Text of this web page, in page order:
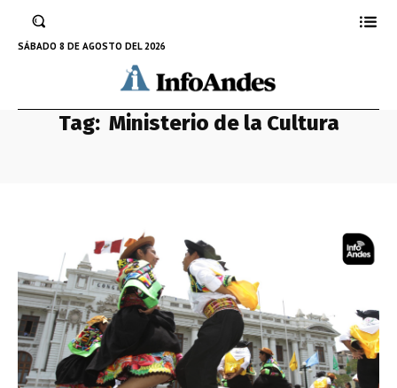
SÁBADO 8 DE AGOSTO DEL 2026
Tag: Ministerio de la Cultura